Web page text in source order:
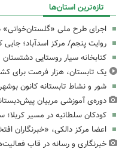
تازه‌ترین استان‌ها
اجرای طرح ملی «گلستان‌خوانی»
روایت پنجم/ مرکز اسدآباد؛
کتابخانه سیار روستایی
یک تابستان، هزار فرصت برای
شور و نشاط تابستانه کانون
دوره‌ی آموزشی مربیان
کودکان سلطانیه در مسیر
اعضا مرکز دالکی، «خبرنگاران
خبرنگاری و رسانه در قاب